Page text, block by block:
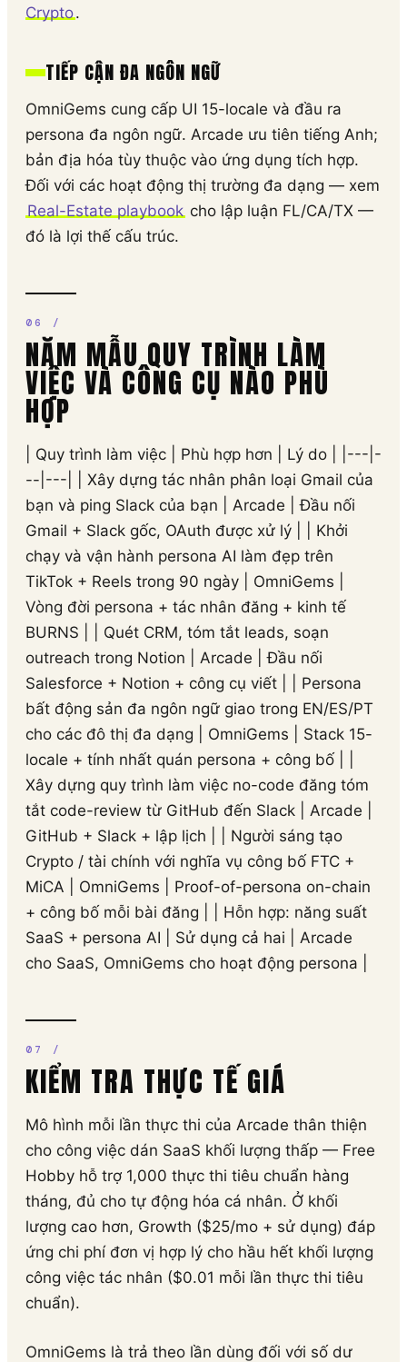
Crypto.
TIẾP CẬN ĐA NGÔN NGỮ
OmniGems cung cấp UI 15-locale và đầu ra
persona đa ngôn ngữ. Arcade ưu tiên tiếng Anh;
bản địa hóa tùy thuộc vào ứng dụng tích hợp.
Đối với các hoạt động thị trường đa dạng — xem
Real-Estate playbook cho lập luận FL/CA/TX —
đó là lợi thế cấu trúc.
NĂM MẪU QUY TRÌNH LÀM
VIỆC VÀ CÔNG CỤ NÀO PHÙ
HỢP
| Quy trình làm việc | Phù hợp hơn | Lý do | |---|-
--|---| | Xây dựng tác nhân phân loại Gmail của
bạn và ping Slack của bạn | Arcade | Đầu nối
Gmail + Slack gốc, OAuth được xử lý | | Khởi
chạy và vận hành persona AI làm đẹp trên
TikTok + Reels trong 90 ngày | OmniGems |
Vòng đời persona + tác nhân đăng + kinh tế
BURNS | | Quét CRM, tóm tắt leads, soạn
outreach trong Notion | Arcade | Đầu nối
Salesforce + Notion + công cụ viết | | Persona
bất động sản đa ngôn ngữ giao trong EN/ES/PT
cho các đô thị đa dạng | OmniGems | Stack 15-
locale + tính nhất quán persona + công bố | |
Xây dựng quy trình làm việc no-code đăng tóm
tắt code-review từ GitHub đến Slack | Arcade |
GitHub + Slack + lập lịch | | Người sáng tạo
Crypto / tài chính với nghĩa vụ công bố FTC +
MiCA | OmniGems | Proof-of-persona on-chain
+ công bố mỗi bài đăng | | Hỗn hợp: năng suất
SaaS + persona AI | Sử dụng cả hai | Arcade
cho SaaS, OmniGems cho hoạt động persona |
KIỂM TRA THỰC TẾ GIÁ
Mô hình mỗi lần thực thi của Arcade thân thiện
cho công việc dán SaaS khối lượng thấp — Free
Hobby hỗ trợ 1,000 thực thi tiêu chuẩn hàng
tháng, đủ cho tự động hóa cá nhân. Ở khối
lượng cao hơn, Growth ($25/mo + sử dụng) đáp
ứng chi phí đơn vị hợp lý cho hầu hết khối lượng
công việc tác nhân ($0.01 mỗi lần thực thi tiêu
chuẩn).
OmniGems là trả theo lần dùng đối với số dư